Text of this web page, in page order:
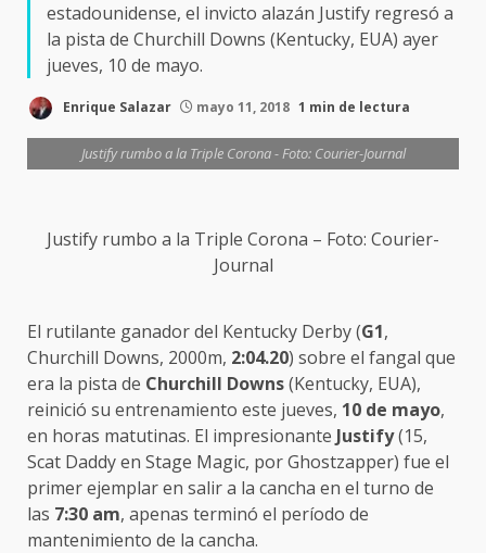
estadounidense, el invicto alazán Justify regresó a
la pista de Churchill Downs (Kentucky, EUA) ayer
jueves, 10 de mayo.
Enrique Salazar mayo 11, 2018 1 min de lectura
Justify rumbo a la Triple Corona - Foto: Courier-Journal
Justify rumbo a la Triple Corona – Foto: Courier-
Journal
El rutilante ganador del Kentucky Derby (G1,
Churchill Downs, 2000m, 2:04.20) sobre el fangal que
era la pista de Churchill Downs(Kentucky, EUA),
reinició su entrenamiento este jueves, 10 de mayo,
en horas matutinas. El impresionante Justify(15,
Scat Daddy en Stage Magic, por Ghostzapper) fue el
primer ejemplar en salir a la cancha en el turno de
las 7:30 am, apenas terminó el período de
mantenimiento de la cancha.